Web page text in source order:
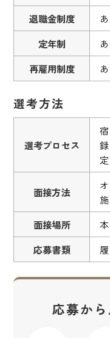
退職金制度
定年制
再雇用制度
選考方法
選考プロセス
定
面接方法
面接場所
応募書類
応募か